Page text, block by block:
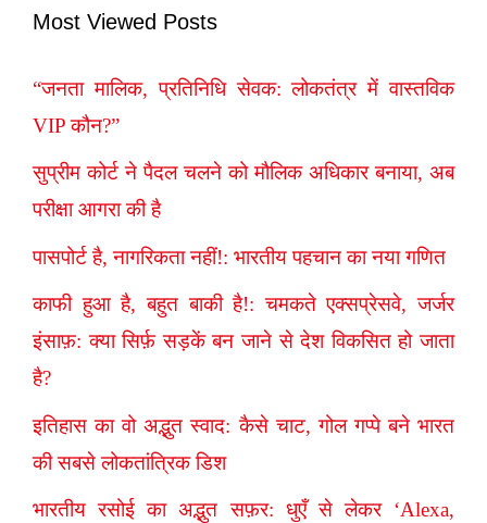
Most Viewed Posts
“जनता मालिक, प्रतिनिधि सेवक: लोकतंत्र में वास्तविक
VIP कौन?”
सुप्रीम कोर्ट ने पैदल चलने को मौलिक अधिकार बनाया, अब
परीक्षा आगरा की है
पासपोर्ट है, नागरिकता नहीं!: भारतीय पहचान का नया गणित
काफी हुआ है, बहुत बाकी है!: चमकते एक्सप्रेसवे, जर्जर
इंसाफ़: क्या सिर्फ़ सड़कें बन जाने से देश विकसित हो जाता
है?
इतिहास का वो अद्भुत स्वाद: कैसे चाट, गोल गप्पे बने भारत
की सबसे लोकतांत्रिक डिश
भारतीय रसोई का अद्भुत सफ़र: धुएँ से लेकर ‘Alexa,